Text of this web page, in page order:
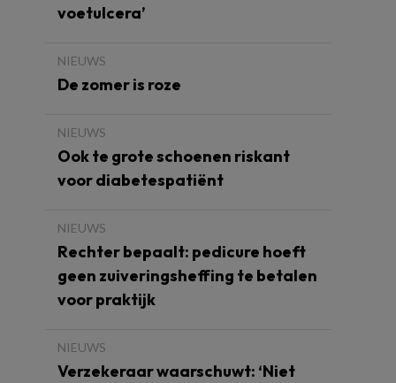
voetulcera’
NIEUWS
De zomer is roze
NIEUWS
Ook te grote schoenen riskant
voor diabetespatiënt
NIEUWS
Rechter bepaalt: pedicure hoeft
geen zuiveringsheffing te betalen
voor praktijk
NIEUWS
Verzekeraar waarschuwt: ‘Niet